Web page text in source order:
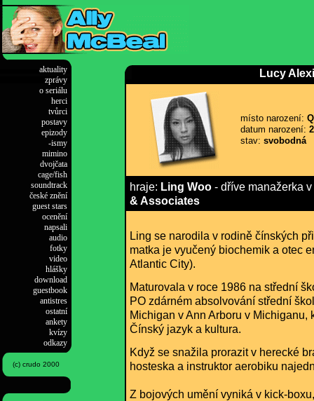
aktuality
zprávy
o seriálu
herci
tvůrci
postavy
epizody
-ismy
mimino
dvojčata
cage/fish
soundtrack
české znění
guest stars
ocenění
napsali
audio
fotky
video
hlášky
download
guestbook
antistres
ostatní
ankety
kvízy
odkazy
(c) crudo 2000
Lucy
místo narození:
datum narození:
stav: svobodná
hraje: Ling Woo - dříve manažerka
& Associates
Ling se narodila v rodině čínských
matka je vyučený biochemik a otec
Atlantic City).
Maturovala v roce 1986 na střední
PO zdárném absolvování střední
Michigan v Ann Arboru v Michiganu,
Čínský jazyk a kultura.
Když se snažila prorazit v herecké
hosteska a instruktor aerobiku
Z bojových umění vyniká v kick-